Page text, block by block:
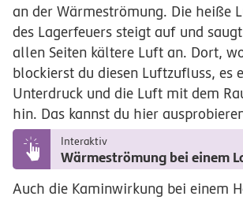
an der Wärmeströmung. Die heiße
des Lagerfeuers steigt auf und
allen Seiten kältere Luft an. Dort,
blockierst du diesen Luftzufluss, es
Unterdruck und die Luft mit dem
hin. Das kannst du hier
Interaktiv
Wärmeströmung bei einem
Auch die Kaminwirkung bei einem